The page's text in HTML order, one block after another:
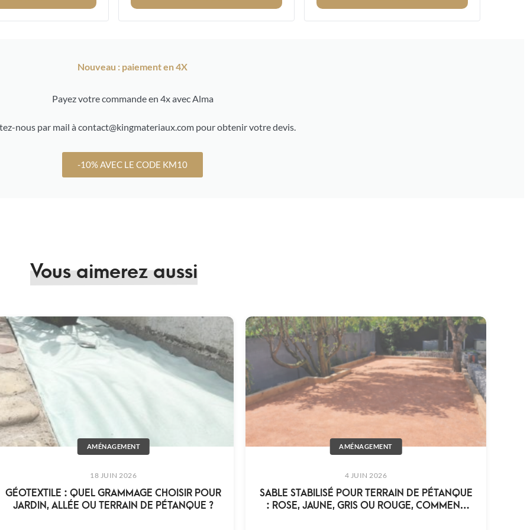
Nouveau : paiement en 4X
Payez votre commande en 4x avec Alma
nous par mail à contact@kingmateriaux.com pour obtenir votre devis.
-10% AVEC LE CODE KM10
Vous aimerez aussi
AMÉNAGEMENT
18 JUIN 2026
GÉOTEXTILE : QUEL GRAMMAGE CHOISIR POUR
JARDIN, ALLÉE OU TERRAIN DE PÉTANQUE ?
AMÉNAGEMENT
4 JUIN 2026
SABLE STABILISÉ POUR TERRAIN DE PÉTANQUE
: ROSE, JAUNE, GRIS OU ROUGE, COMMENT